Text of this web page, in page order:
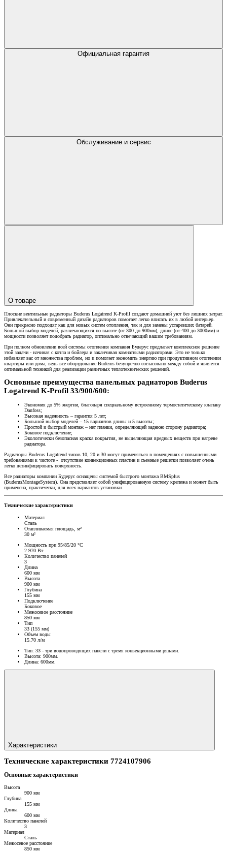
Официальная гарантия
Обслуживание и сервис
О товаре
Плоские вентильные радиаторы Buderus Logatrend K-Profil создают домашний уют без лишних затрат.
Привлекательный и современный дизайн радиаторов помогает легко вписать их в любой интерьер.
Они прекрасно подходят как для новых систем отопления, так и для замены устаревших батарей.
Большой выбор моделей, различающихся по высоте (от 300 до 900мм), длине (от 400 до 3000мм) и
мощности позволяет подобрать радиатор, оптимально отвечающий вашим требованиям.
При полном обновлении всей системы отопления компания Будерус предлагает комплексное решение
этой задачи - начиная с котла и бойлера и заканчивая комнатными радиаторами. Это не только
избавляет вас от множества проблем, но и помогает экономить энергию при продуктивном отоплении
квартиры или дома, ведь все оборудование Buderus безупречно согласовано между собой и является
оптимальной техникой для реализации различных теплотехнических решений.
Основные преимущества панельных радиаторов Buderus
Logatrend K-Profil 33/900/600:
Экономия до 5% энергии, благодаря специальному встроенному термостатическому клапану
Danfoss;
Высокая надежность – гарантия 5 лет;
Большой выбор моделей – 15 вариантов длины и 5 высоты;
Простой и быстрый монтаж – нет планки, определяющей заднюю сторону радиатора;
Боковое подключение;
Экологически безопасная краска покрытия, не выделяющая вредных веществ при нагреве
радиатора.
Радиаторы Buderus Logatrend типов 10, 20 и 30 могут применяться в помещениях с повышенными
требованиями к чистоте - отсутствие конвекционных пластин и съемные решетки позволяет очень
легко дезинфицировать поверхность.
Все радиаторы компании Будерус оснащены системой быстрого монтажа BMSplus
(BuderusMontageSystem). Она представляет собой унифицированную систему крепежа и может быть
применена, практически, для всех вариантов установки.
Технические характеристики
Материал
Сталь
Отапливаемая площадь, м²
30 м²
Мощность при 95/85/20 °C
2 970 Вт
Количество панелей
3
Длина
600 мм
Высота
900 мм
Глубина
155 мм
Подключение
Боковое
Межосевое расстояние
850 мм
Тип
33 (155 мм)
Объем воды
15.70 л/м
Тип: 33 - три водопроводящих панели с тремя конвекционными рядами.
Высота: 900мм.
Длина: 600мм.
Характеристики
Технические характеристики 7724107906
Основные характеристики
Высота
900 мм
Глубина
155 мм
Длина
600 мм
Количество панелей
3
Материал
Сталь
Межосевое расстояние
850 мм